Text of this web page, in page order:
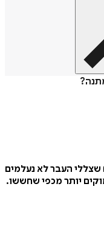
שצללי העבר לא נעלמים
יותר מכפי שחששו.